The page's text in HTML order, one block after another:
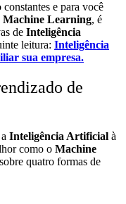
constantes e para você
Machine Learning, é
de Inteligência
leitura: Inteligência
sua empresa.
de
Inteligência Artificial à
como o Machine
quatro formas de